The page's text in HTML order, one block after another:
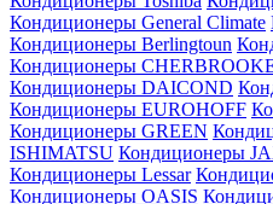
Кондиционеры General Climate
Кондиционеры Berlingtoun
Кондиционеры
Кондиционеры DAICOND
Кондиционеры EUROHOFF
Кондиционеры GREEN
ISHIMATSU Кондиционеры
Кондиционеры Lessar
Кондиционеры OASIS